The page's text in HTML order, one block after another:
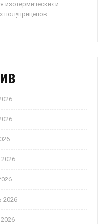
изотермических и
полуприцепов
2026